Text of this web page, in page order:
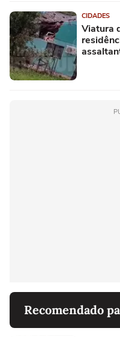
CIDADES
Viatura
Recomendado